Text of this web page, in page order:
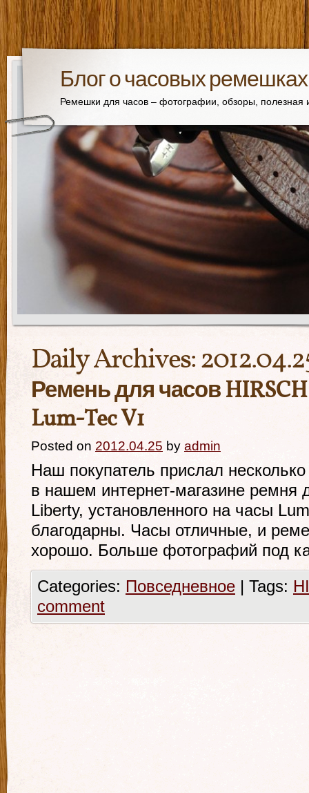
Блог о часовых ремешках
Ремешки для часов – фотографии, обзоры,
Daily Archives:
Ремень для часов
Lum-Tec V1
Posted on 2012.04.25 by admin
Наш покупатель прислал
в нашем интернет-магазине ремня
Liberty, установленного на часы
благодарны. Часы отличные, и
хорошо. Больше фотографий под
Categories: Повседневное | Tags:
comment